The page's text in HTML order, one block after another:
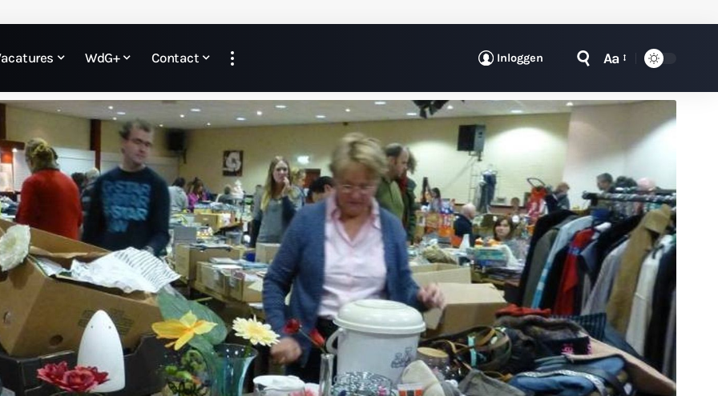
WdG+ Contact Inloggen Aa